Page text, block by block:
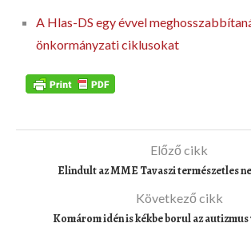
A Hlas-DS egy évvel
önkormányzati ciklusokat
Előző cikk
Elindult az MME Tavaszi természetles
Következő cikk
Komárom idén is kékbe borul az